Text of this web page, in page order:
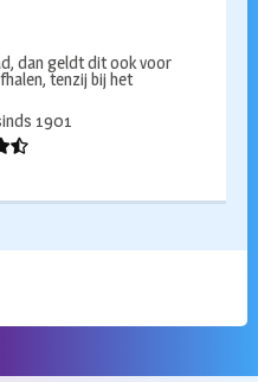
dan geldt dit ook voor
tenzij bij het
1901